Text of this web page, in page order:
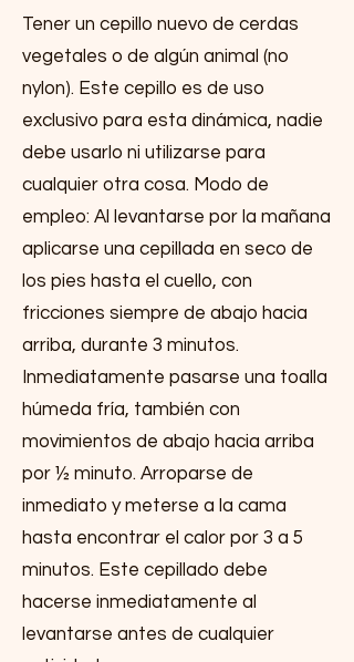
Tener un cepillo nuevo de cerdas
vegetales o de algún animal (no
nylon). Este cepillo es de uso
exclusivo para esta dinámica, nadie
debe usarlo ni utilizarse para
cualquier otra cosa. Modo de
empleo: Al levantarse por la mañana
aplicarse una cepillada en seco de
los pies hasta el cuello, con
fricciones siempre de abajo hacia
arriba, durante 3 minutos.
Inmediatamente pasarse una toalla
húmeda fría, también con
movimientos de abajo hacia arriba
por ½ minuto. Arroparse de
inmediato y meterse a la cama
hasta encontrar el calor por 3 a 5
minutos. Este cepillado debe
hacerse inmediatamente al
levantarse antes de cualquier